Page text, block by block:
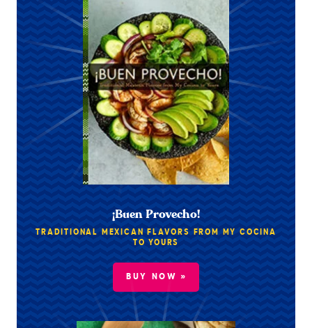
¡Buen Provecho!
TRADITIONAL MEXICAN FLAVORS FROM MY COCINA
TO YOURS
BUY NOW »